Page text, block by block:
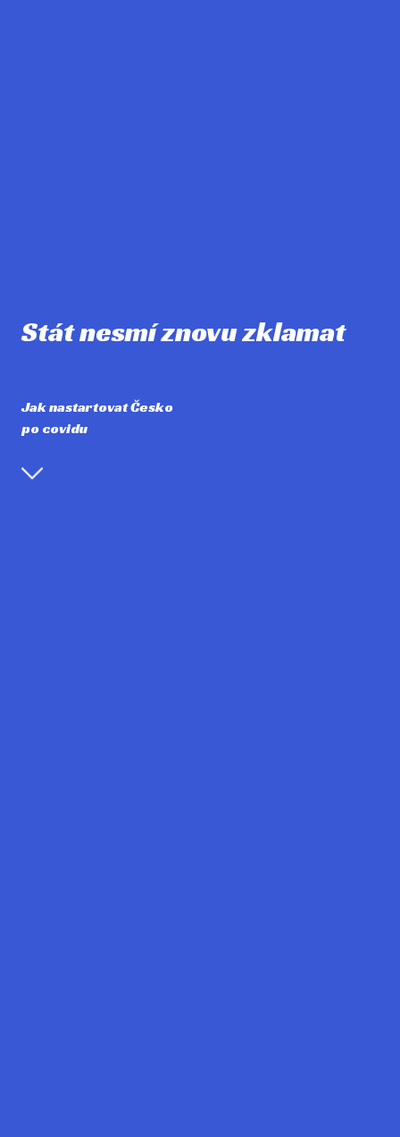
Stát nesmíznovuzklamat
Jak nastartovat Česko
po covidu